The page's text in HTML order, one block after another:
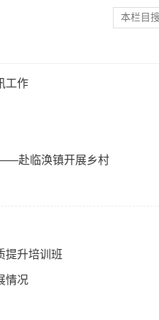
工作
——赴临涣镇开展乡村
提升培训班
情况